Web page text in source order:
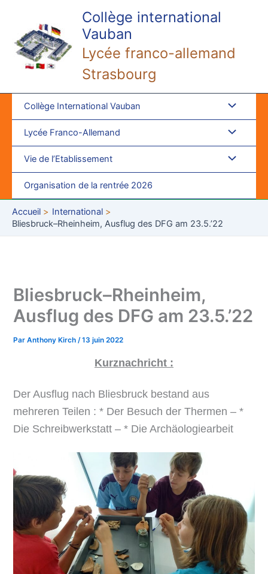
contenu
Collège international
Vauban
Lycée franco-allemand
Strasbourg
Collège International Vauban
Lycée Franco-Allemand
Vie de l’Etablissement
Organisation de la rentrée 2026
Accueil
International
Bliesbruck–Rheinheim, Ausflug des DFG am 23.5.’22
Bliesbruck–Rheinheim,
Ausflug des DFG am 23.5.’22
ParAnthony Kirch/13 juin 2022
Kurznachricht :
Der Ausflug nach Bliesbruck bestand aus
mehreren Teilen : * Der Besuch der Thermen – *
Die Schreibwerkstatt – * Die Archäologiearbeit